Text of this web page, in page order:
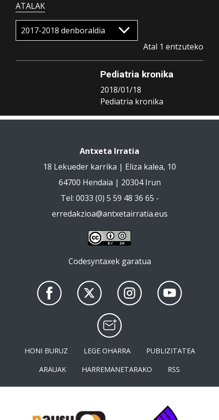
ATALAK
Atal 1 entzuteko
Pediatria kronika
2018/01/18
Pediatria kronika
Antxeta Irratia
18 Lekueder karrika | Eliza kalea, 10
64700 Hendaia | 20304 Irun
Tel: 0033 (0) 5 59 48 36 65 -
erredakzioa@antxetairratia.eus
Codesyntaxek garatua
HONI BURUZ LEGE OHARRA
PUBLIZITATEA
ARAUAK
HARREMANETARAKO RSS